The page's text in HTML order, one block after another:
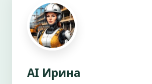
AI Ирина